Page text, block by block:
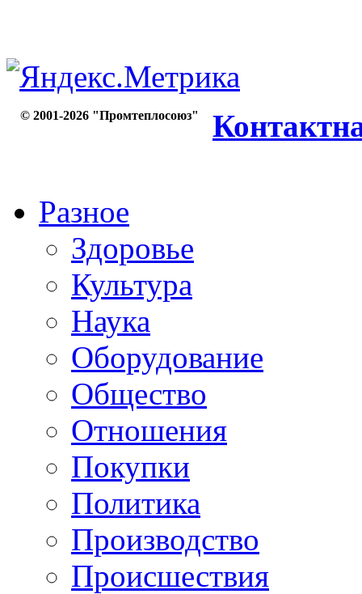
© 2001-2026 "Промтеплосоюз"
Разное
Здоровье
Культура
Наука
Оборудование
Общество
Отношения
Покупки
Политика
Производство
Происшествия